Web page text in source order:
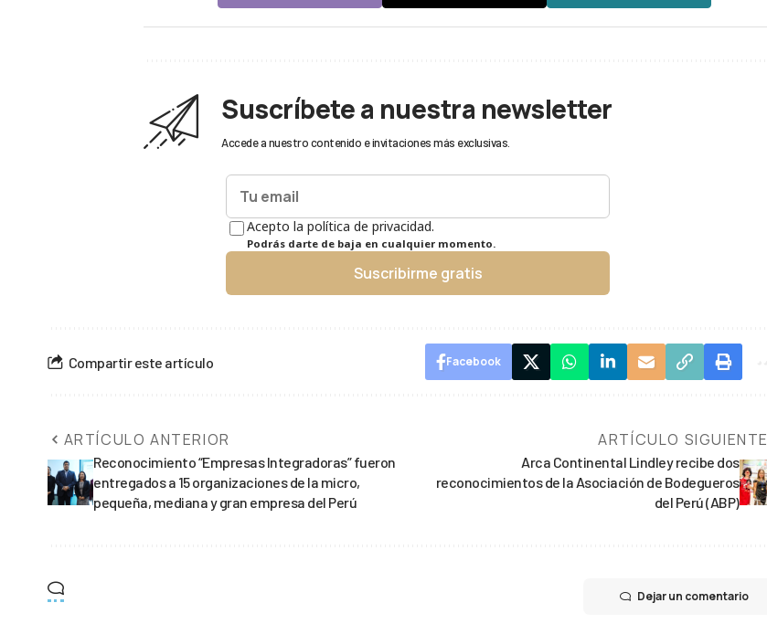
Suscríbete a nuestra newsletter
Accede a nuestro contenido e invitaciones más exclusivas.
Acepto la política de privacidad.
Podrás darte de baja en cualquier momento.
Suscribirme gratis
Compartir este artículo Facebook
ARTÍCULO ANTERIOR
Reconocimiento “Empresas Integradoras” fueron
entregados a 15 organizaciones de la micro,
pequeña, mediana y gran empresa del Perú
ARTÍCULO SIGUIENTE
Arca Continental Lindley recibe dos
reconocimientos de la Asociación de Bodegueros
del Perú (ABP)
Dejar un comentario